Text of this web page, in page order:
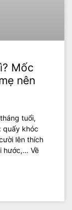
Mốc
nên
tuổi,
quấy khóc
lên thích
hước,… Về